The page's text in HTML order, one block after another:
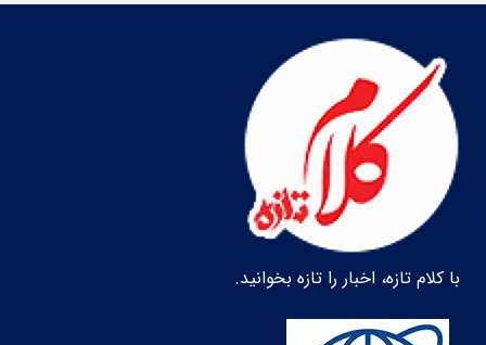
با کلام تازه، اخبار را تازه بخوانید.